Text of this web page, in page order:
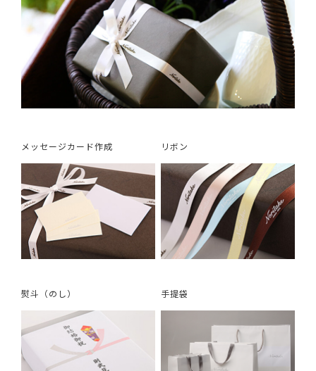
メッセージカード作成 リボン
熨斗（のし） 手提袋